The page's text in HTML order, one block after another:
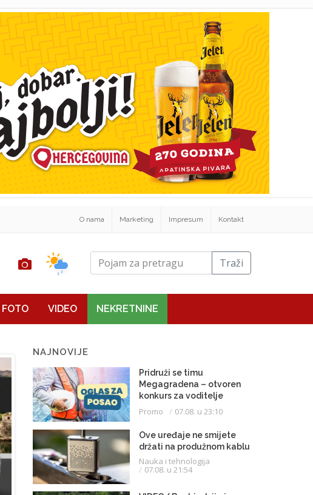
O nama Marketing Impresum Kontakt
Traži
FOTO VIDEO NEKRETNINE
NAJNOVIJE
Pridruži se timu
Megagradena – otvoren
konkurs za voditelje
gradilišta
Promo 07.08. u 23:10
Ove uređaje ne smijete
držati na produžnom kablu
Nauka i tehnologija
07.08. u 21:54